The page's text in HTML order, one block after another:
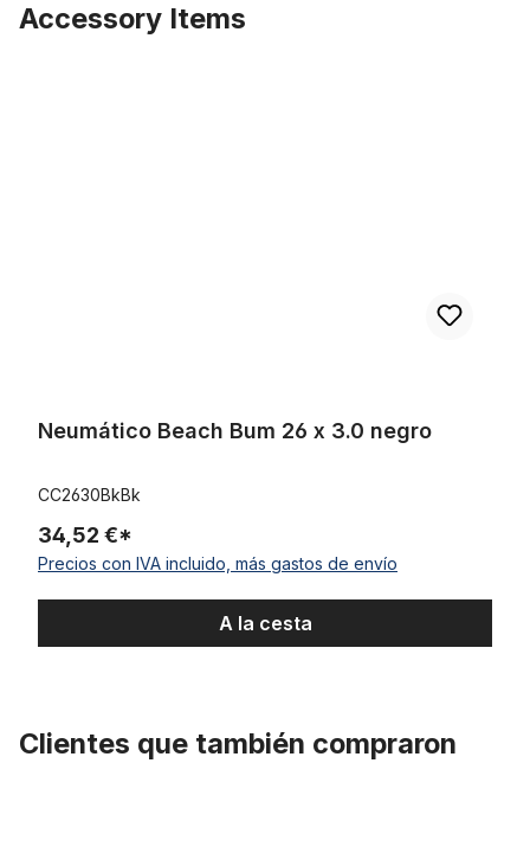
Accessory Items
Neumático Beach Bum 26 x 3.0 negro
CC2630BkBk
34,52 €*
Precios con IVA incluido, más gastos de envío
A la cesta
Clientes que también compraron